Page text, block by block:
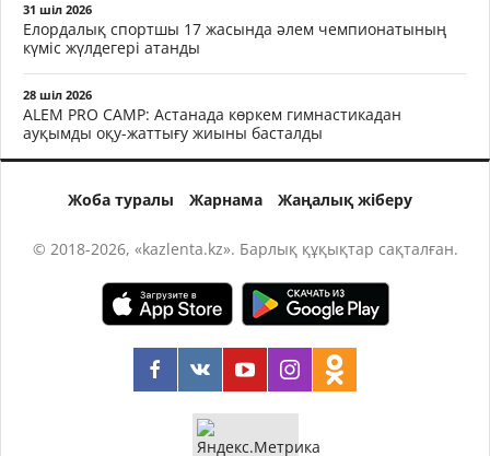
31 шіл 2026
Елордалық спортшы 17 жасында әлем чемпионатының
күміс жүлдегері атанды
28 шіл 2026
ALEM PRO CAMP: Астанада көркем гимнастикадан
ауқымды оқу-жаттығу жиыны басталды
Жоба туралы Жарнама Жаңалық жіберу
© 2018-2026, «kazlenta.kz». Барлық құқықтар сақталған.